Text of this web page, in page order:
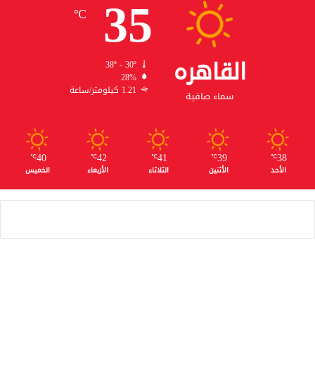
القاهره
سماء صافية
35
℃
38º - 30º
28%
1.21 كيلومتر/ساعة
38
℃
الأحد
39
℃
الأثنين
41
℃
الثلاثاء
42
℃
الأربعاء
40
℃
الخميس